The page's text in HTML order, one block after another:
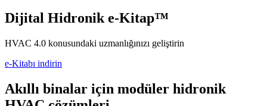
Dijital Hidronik e-Kitap™
HVAC 4.0 konusundaki uzmanlığınızı geliştirin
e-Kitabı indirin
Akıllı binalar için modüler hidronik